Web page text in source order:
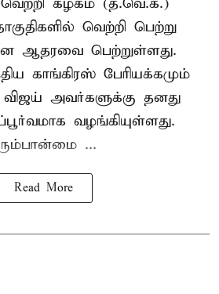
கழகம் (த.வெ.க.)
வெற்றி பெற்று
ஆதரவை பெற்றுள்ளது.
காங்கிரஸ் பேரியக்கமும்
அவர்களுக்கு தனது
வழங்கியுள்ளது.
...
Read More